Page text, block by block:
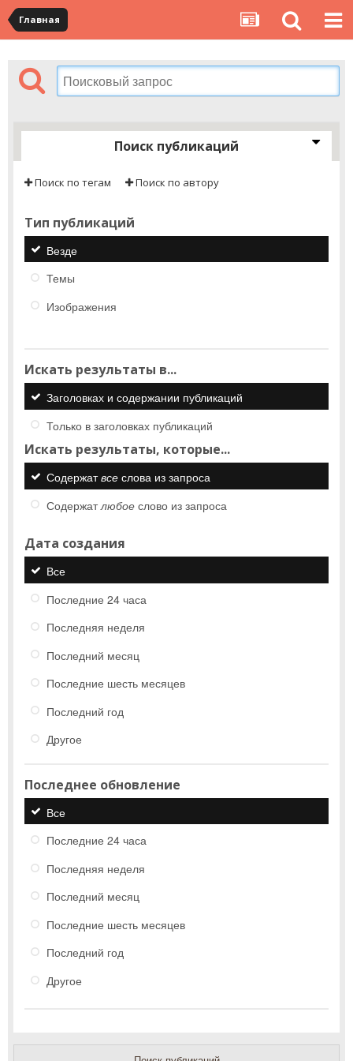
Главная
Поиск публикаций
Поиск по тегам Поиск по автору
Тип публикаций
Везде
Темы
Изображения
Искать результаты в...
Заголовках и содержании публикаций
Только в заголовках публикаций
Искать результаты, которые...
Содержатвсе слова из запроса
Содержатлюбое слово из запроса
Дата создания
Все
Последние 24 часа
Последняя неделя
Последний месяц
Последние шесть месяцев
Последний год
Другое
Последнее обновление
Все
Последние 24 часа
Последняя неделя
Последний месяц
Последние шесть месяцев
Последний год
Другое